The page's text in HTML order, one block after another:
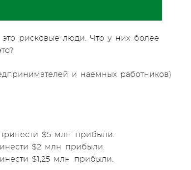
это рисковые люди. Что у них более
и наемных работников)
$5 млн прибыли.
$2 млн прибыли.
$1,25 млн прибыли.